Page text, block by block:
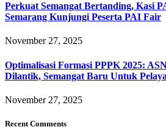
Perkuat Semangat Bertanding, Kasi
Semarang Kunjungi Peserta PAI Fair
November 27, 2025
Optimalisasi Formasi PPPK 2025:
Dilantik, Semangat Baru Untuk
November 27, 2025
Recent Comments